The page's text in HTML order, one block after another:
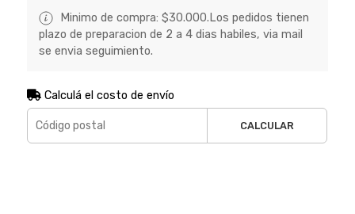
Minimo de compra: $30.000.Los pedidos tienen
plazo de preparacion de 2 a 4 dias habiles, via mail
se envia seguimiento.
Calculá el costo de envío
CALCULAR